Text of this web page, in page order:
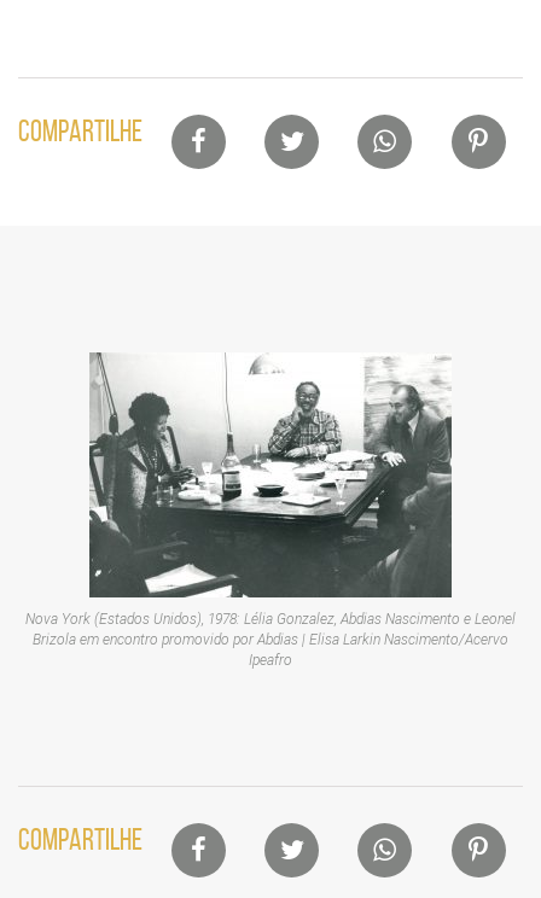
COMPARTILHELista
Nova York (Estados Unidos), 1978: Lélia Gonzalez, Abdias Nascimento e Leonel
Brizola em encontro promovido por Abdias | Elisa Larkin Nascimento/Acervo
Ipeafro
COMPARTILHELista